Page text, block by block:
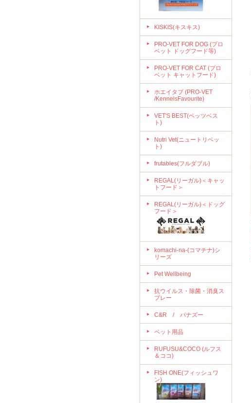
KISKIS(キスキス)
PRO-VET FOR DOG (プロ
ベット ドッグフード等)
PRO-VET FOR CAT (プロ
ベット キャットフード)
ホエイタブ (PRO-VET
/KennelsFavourite)
VET'S BEST(ベッツベス
ト)
Nutri Vet(ニュートリベッ
ト)
frutables(フルダブル)
REGAL(リーガル)＜キャッ
トフード＞
REGAL(リーガル)＜ドッグ
フード＞
komachi-na-(コマチナ)シ
リーズ
Pet Wellbeing
抗ウイルス・除菌・消臭ス
プレー
C&R / パナズー
ペット用品
RUFUSU&COCO (ルフス
＆ココ)
FISH ONE(フィッシュワ
ン)